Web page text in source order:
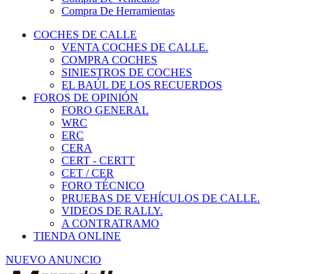
COCHES DE CALLE
VENTA COCHES DE CALLE.
COMPRA COCHES
SINIESTROS DE COCHES
EL BAÚL DE LOS RECUERDOS
FOROS DE OPINIÓN
FORO GENERAL
WRC
ERC
CERA
CERT - CERTT
CET / CER
FORO TÉCNICO
PRUEBAS DE VEHÍCULOS DE CALLE.
VIDEOS DE RALLY.
A CONTRATRAMO
TIENDA ONLINE
NUEVO ANUNCIO